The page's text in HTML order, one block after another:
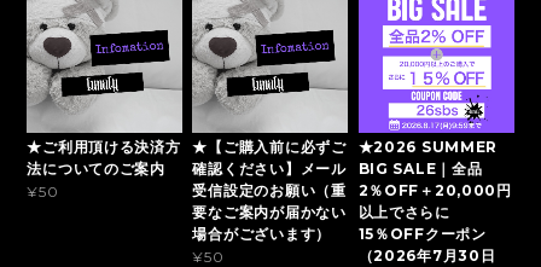
★ご利用頂ける決済方
法についてのご案内
¥50
★【ご購入前に必ずご
確認ください】メール
受信設定のお願い（重
要なご案内が届かない
場合がございます）
¥50
★2026 SUMMER
BIG SALE｜全品
2％OFF＋20,000円
以上でさらに
15％OFFクーポン
（2026年7月30日